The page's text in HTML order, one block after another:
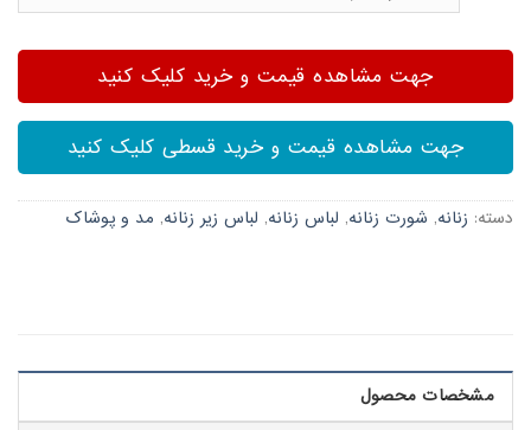
جهت مشاهده قیمت و خرید کلیک کنید
جهت مشاهده قیمت و خرید قسطی کلیک کنید
دسته: زنانه, شورت زنانه, لباس زنانه, لباس زیر زنانه, مد و پوشاک
مشخصات محصول